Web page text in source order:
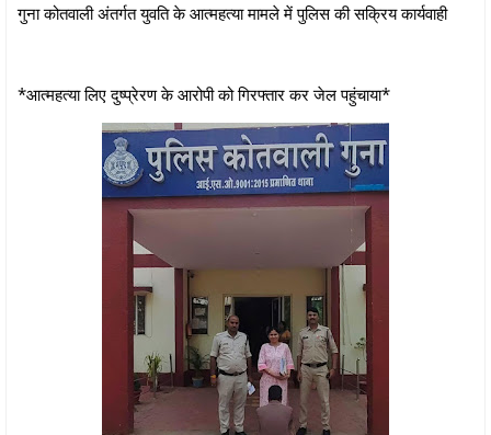
गुना कोतवाली अंतर्गत युवति के आत्महत्या मामले में पुलिस की सक्रिय कार्यवाही
*आत्‍महत्‍या लिए दुष्प्रेरण के आरोपी को गिरफ्तार कर जेल पहुंचाया*